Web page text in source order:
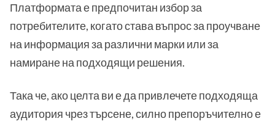
Платформата е предпочитан избор за
потребителите, когато става въпрос за проучване
на информация за различни марки или за
намиране на подходящи решения.
Така че, ако целта ви е да привлечете подходяща
аудитория чрез търсене, силно препоръчително е